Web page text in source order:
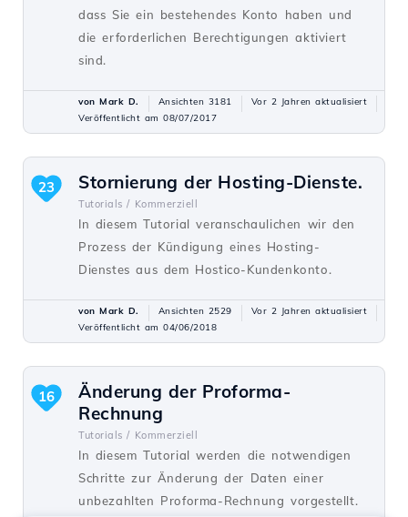
dass Sie ein bestehendes Konto haben und
die erforderlichen Berechtigungen aktiviert
sind.
von Mark D. Ansichten 3181
Vor 2 Jahren aktualisiert
Veröffentlicht am 08/07/2017
Stornierung der Hosting-Dienste.
Tutorials / Kommerziell
In diesem Tutorial veranschaulichen wir den
Prozess der Kündigung eines Hosting-
Dienstes aus dem Hostico-Kundenkonto.
23
von Mark D. Ansichten 2529
Vor 2 Jahren aktualisiert
Veröffentlicht am 04/06/2018
Änderung der Proforma-
Rechnung
Tutorials / Kommerziell
In diesem Tutorial werden die notwendigen
Schritte zur Änderung der Daten einer
unbezahlten Proforma-Rechnung vorgestellt.
16